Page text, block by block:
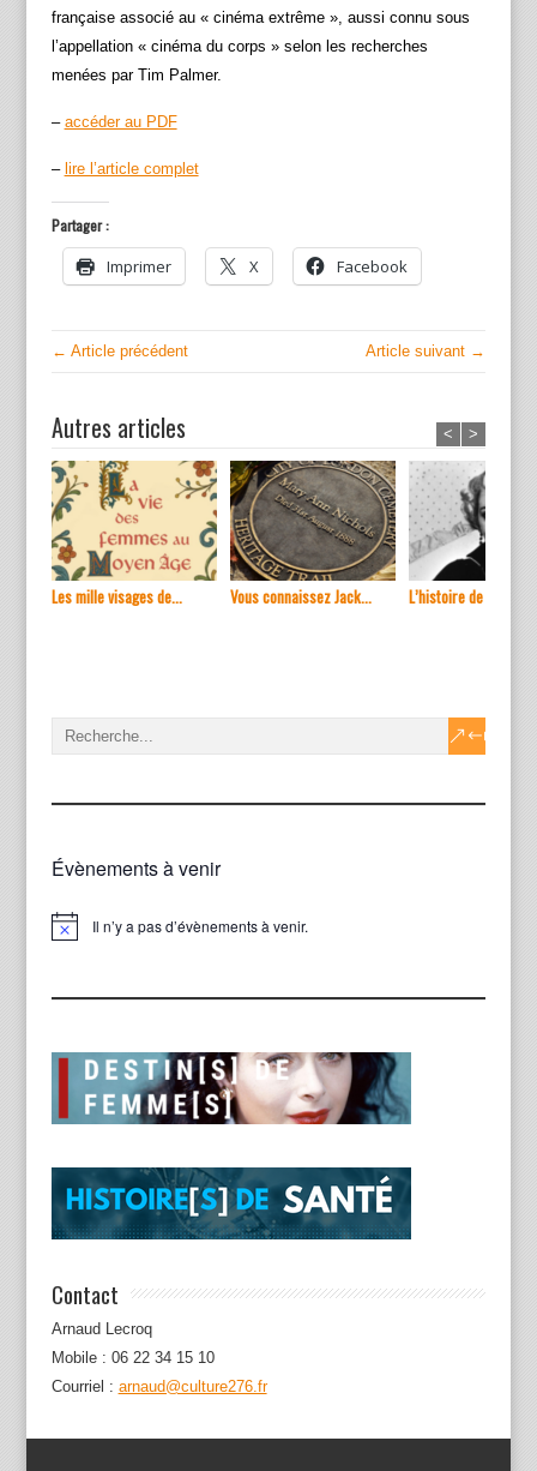
française associé au « cinéma extrême », aussi connu sous
l’appellation « cinéma du corps » selon les recherches
menées par Tim Palmer.
– accéder au PDF
– lire l’article complet
Partager :
Imprimer X Facebook
← Article précédent Article suivant →
Autres articles
Les mille visages de... Vous connaissez Jack... L’histoire de ...
< >
Évènements à venir
Notice Il n’y a pas d’évènements à venir.
Contact
Arnaud Lecroq
Mobile : 06 22 34 15 10
Courriel : arnaud@culture276.fr